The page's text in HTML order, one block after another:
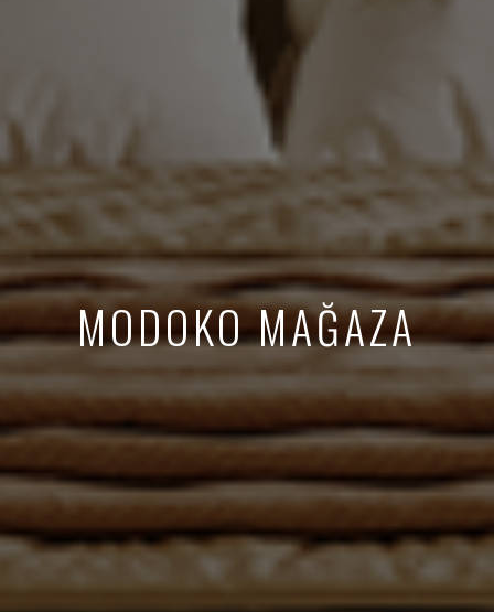
MODOKO MAĞAZA